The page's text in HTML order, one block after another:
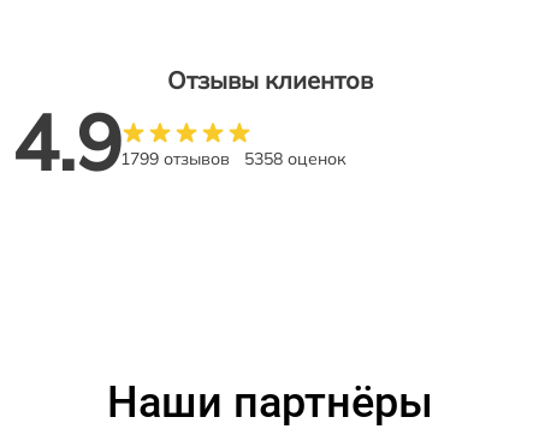
Отзывы клиентов
4.91799 отзывов 5358 оценок
Наши партнёры